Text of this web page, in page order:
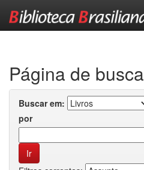
Página de busca
Buscar em:
por